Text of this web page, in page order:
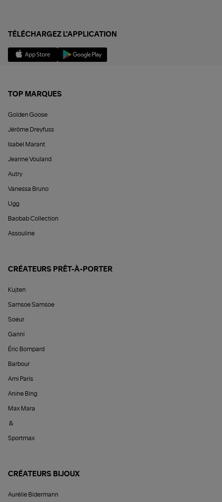
TÉLÉCHARGEZ L'APPLICATION
TOP MARQUES
Golden Goose
Jérôme Dreyfuss
Isabel Marant
Jeanne Vouland
Autry
Vanessa Bruno
Ugg
Baobab Collection
Assouline
CRÉATEURS PRÊT-À-PORTER
Kujten
Samsoe Samsoe
Soeur
Ganni
Éric Bompard
Barbour
Ami Paris
Anine Bing
Max Mara
&
Sportmax
CRÉATEURS BIJOUX
Aurélie Bidermann